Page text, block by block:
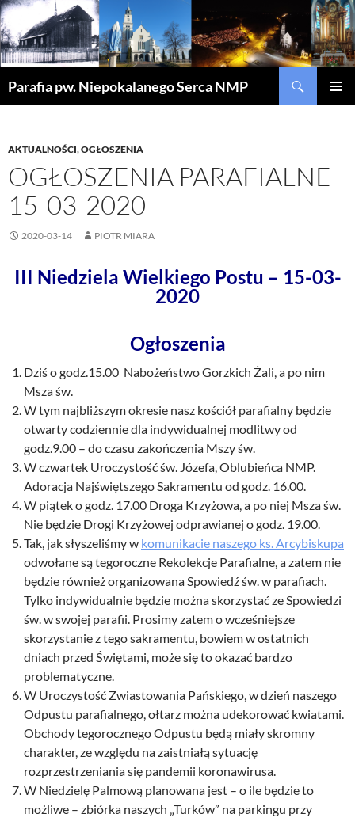
Parafia pw. Niepokalanego Serca NMP
AKTUALNOŚCI,OGŁOSZENIA
OGŁOSZENIA PARAFIALNE
15-03-2020
2020-03-14 PIOTR MIARA
III Niedziela Wielkiego Postu – 15-03-
2020
Ogłoszenia
Dziś o godz.15.00 Nabożeństwo Gorzkich Żali, a po nim
Msza św.
W tym najbliższym okresie nasz kościół parafialny będzie
otwarty codziennie dla indywidualnej modlitwy od
godz.9.00 – do czasu zakończenia Mszy św.
W czwartek Uroczystość św. Józefa, Oblubieńca NMP.
Adoracja Najświętszego Sakramentu od godz. 16.00.
W piątek o godz. 17.00 Droga Krzyżowa, a po niej Msza św.
Nie będzie Drogi Krzyżowej odprawianej o godz. 19.00.
Tak, jak słyszeliśmy w komunikacie naszego ks. Arcybiskupa
odwołane są tegoroczne Rekolekcje Parafialne, a zatem nie
będzie również organizowana Spowiedź św. w parafiach.
Tylko indywidualnie będzie można skorzystać ze Spowiedzi
św. w swojej parafii. Prosimy zatem o wcześniejsze
skorzystanie z tego sakramentu, bowiem w ostatnich
dniach przed Świętami, może się to okazać bardzo
problematyczne.
W Uroczystość Zwiastowania Pańskiego, w dzień naszego
Odpustu parafialnego, ołtarz można udekorować kwiatami.
Obchody tegorocznego Odpustu będą miały skromny
charakter, ze względu na zaistniałą sytuację
rozprzestrzeniania się pandemii koronawirusa.
W Niedzielę Palmową planowana jest – o ile będzie to
możliwe – zbiórka naszych „Turków” na parkingu przy